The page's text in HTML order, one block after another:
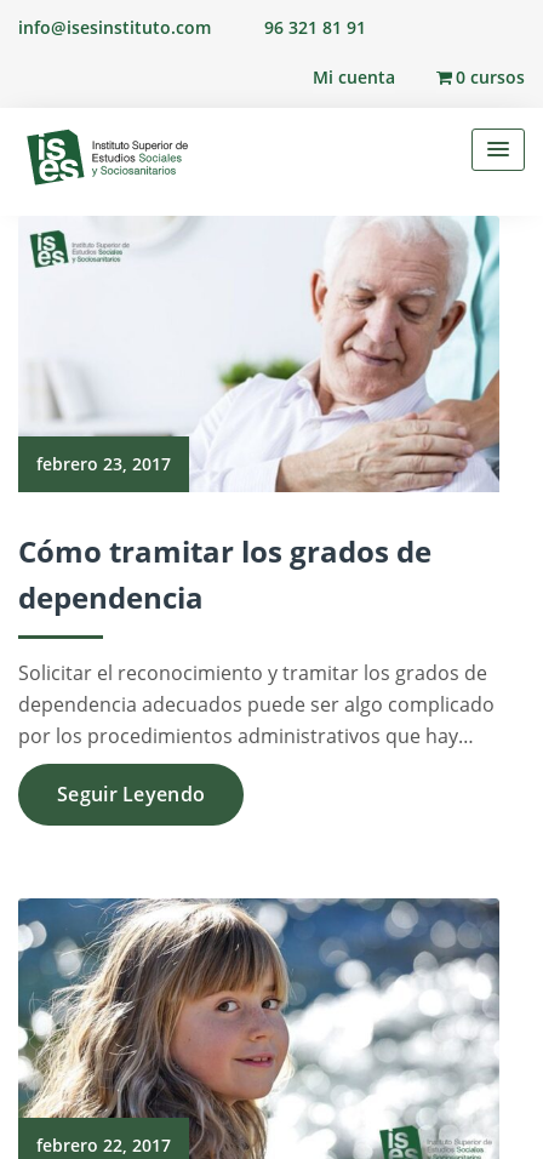
Skipinfo@isesinstituto.com 96 321 81 91
Mi cuenta 0 cursos
febrero 23, 2017
Cómo tramitar los grados de
dependencia
Solicitar el reconocimiento y tramitar los grados de
dependencia adecuados puede ser algo complicado
por los procedimientos administrativos que hay…
Seguir Leyendo
febrero 22, 2017